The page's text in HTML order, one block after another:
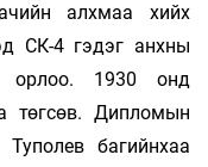
алхмаа хийх
СК-4 гэдэг анхны
орлоо. 1930 онд
төгсөв. Дипломын
багийнхаа